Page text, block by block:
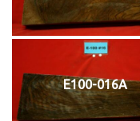
E100-016A